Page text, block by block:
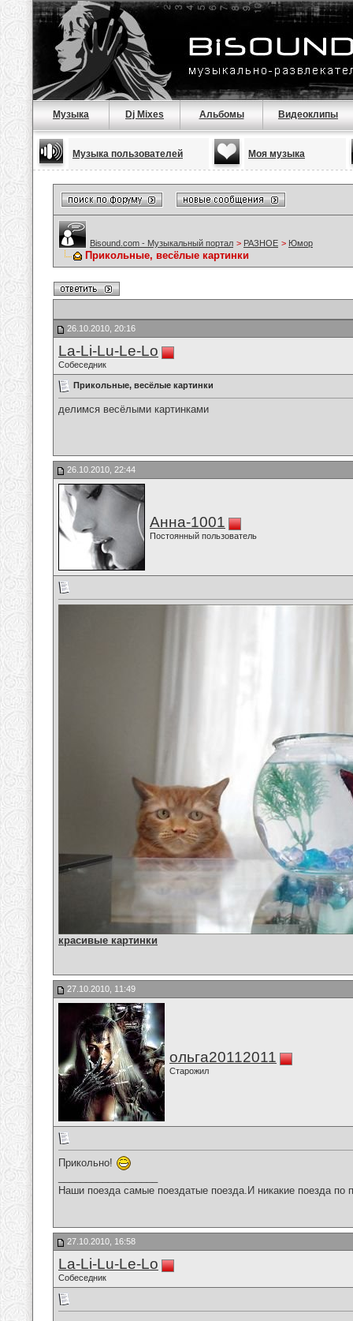
Музыка Dj Mixes Альбомы Видеоклипы
Музыка пользователей Моя музыка
Bisound.com - Музыкальный портал > РАЗНОЕ > Юмор
Прикольные, весёлые картинки
26.10.2010, 20:16
La-Li-Lu-Le-Lo
Собеседник
Прикольные, весёлые картинки
делимся весёлыми картинками
26.10.2010, 22:44
Анна-1001
Постоянный пользователь
красивые картинки
27.10.2010, 11:49
ольга20112011
Старожил
Прикольно!
Наши поезда самые поездатые поезда.И никакие поезда по
27.10.2010, 16:58
La-Li-Lu-Le-Lo
Собеседник